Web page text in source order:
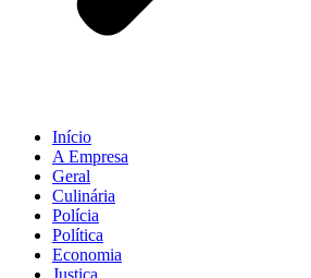
Início
A Empresa
Geral
Culinária
Polícia
Política
Economia
Justiça